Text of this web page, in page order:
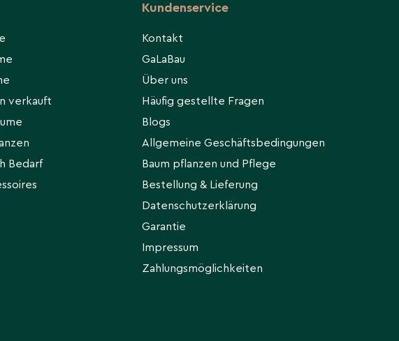
verkauft
Bedarf
Kundenservice
Kontakt
GaLaBau
Über uns
Häufig gestellte Fragen
Blogs
Allgemeine Geschäftsbedingungen
Baum pflanzen und Pflege
Bestellung & Lieferung
Datenschutzerklärung
Garantie
Impressum
Zahlungsmöglichkeiten